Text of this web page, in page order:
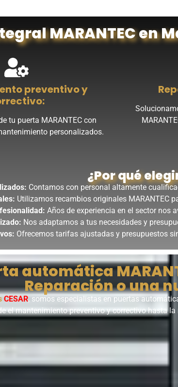
MARANTEC en
preventivo y
tu puerta MARANTEC con
personalizados.
¿Por qué
Contamos con personal altamente
Utilizamos recambios originales MARANTEC
Años de experiencia en el sector nos
Nos adaptamos a tus necesidades y
Ofrecemos tarifas ajustadas y presupuestos
automática
Reparación o una
CESAR, somos especialistas en puertas
el mantenimiento preventivo y correctivo hasta